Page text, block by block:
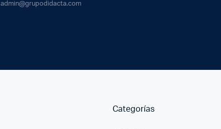
admin@grupodidacta.com
Categorías